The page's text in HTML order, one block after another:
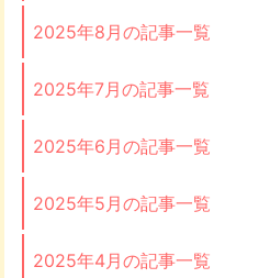
2025年8月の記事一覧
2025年7月の記事一覧
2025年6月の記事一覧
2025年5月の記事一覧
2025年4月の記事一覧